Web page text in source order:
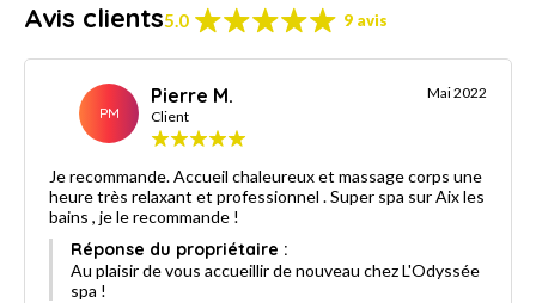
Avis clients5.0 9 avis
PM
Pierre M.
Client
Mai 2022
Je recommande. Accueil chaleureux et massage corps une
heure très relaxant et professionnel . Super spa sur Aix les
bains , je le recommande !
Réponse du propriétaire :
Au plaisir de vous accueillir de nouveau chez L'Odyssée
spa !